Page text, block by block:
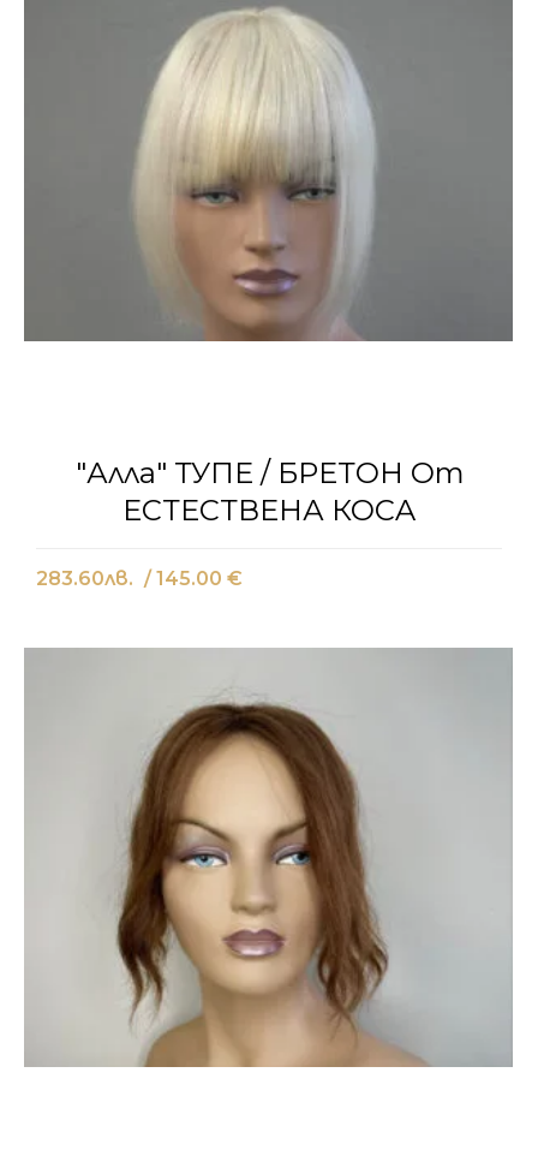
"Алла" ТУПЕ / БРЕТОН От
ЕСТЕСТВЕНА КОСA
283.60лв. / 145.00 €